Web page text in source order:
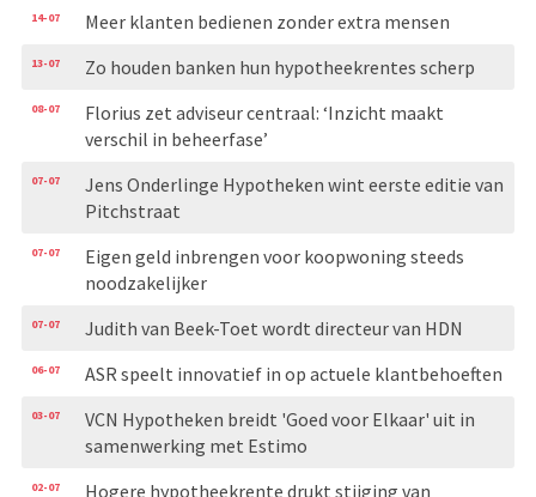
14-07 Meer klanten bedienen zonder extra mensen
13-07 Zo houden banken hun hypotheekrentes scherp
08-07
Florius zet adviseur centraal: ‘Inzicht maakt
verschil in beheerfase’
07-07
Jens Onderlinge Hypotheken wint eerste editie van
Pitchstraat
07-07
Eigen geld inbrengen voor koopwoning steeds
noodzakelijker
07-07 Judith van Beek-Toet wordt directeur van HDN
06-07 ASR speelt innovatief in op actuele klantbehoeften
03-07
VCN Hypotheken breidt 'Goed voor Elkaar' uit in
samenwerking met Estimo
02-07 Hogere hypotheekrente drukt stijging van